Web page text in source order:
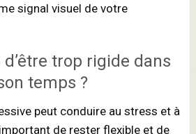
signal visuel de votre
trop rigide dans
temps ?
peut conduire au stress et à
de rester flexible et de